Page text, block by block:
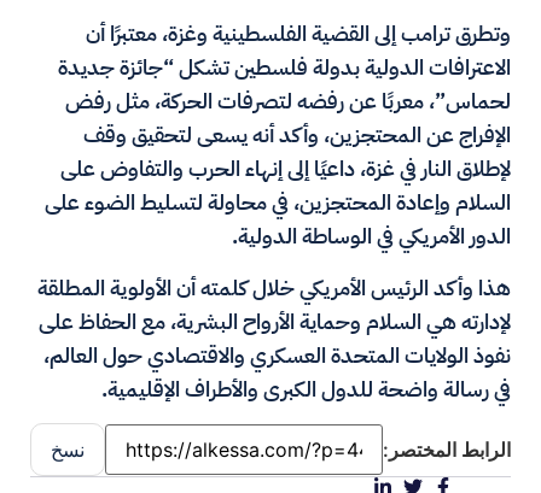
وتطرق ترامب إلى القضية الفلسطينية وغزة، معتبرًا أن
الاعترافات الدولية بدولة فلسطين تشكل “جائزة جديدة
لحماس”، معربًا عن رفضه لتصرفات الحركة، مثل رفض
الإفراج عن المحتجزين، وأكد أنه يسعى لتحقيق وقف
لإطلاق النار في غزة، داعيًا إلى إنهاء الحرب والتفاوض على
السلام وإعادة المحتجزين، في محاولة لتسليط الضوء على
الدور الأمريكي في الوساطة الدولية.
هذا وأكد الرئيس الأمريكي خلال كلمته أن الأولوية المطلقة
لإدارته هي السلام وحماية الأرواح البشرية، مع الحفاظ على
نفوذ الولايات المتحدة العسكري والاقتصادي حول العالم،
في رسالة واضحة للدول الكبرى والأطراف الإقليمية.
الرابط المختصر: نسخ